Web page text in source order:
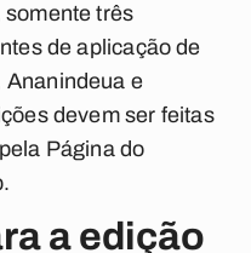
somente três
de aplicação de
Ananindeua e
devem ser feitas
Página do
a edição